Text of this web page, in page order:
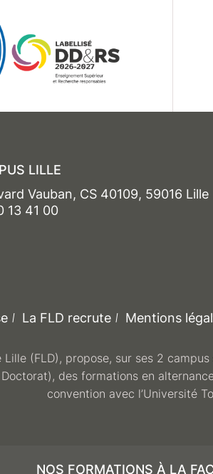
LILLE
Vauban, CS 40109, 59016 Lille
13 41 00
La FLD recrute Mentions
(FLD), propose, sur ses 2
des formations en
convention avec l’Université
NOS FORMATIONS À LA